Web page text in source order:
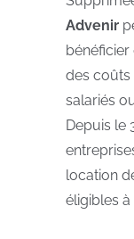
Advenir
bénéficier
des coûts
salariés
Depuis le
location
éligibles à